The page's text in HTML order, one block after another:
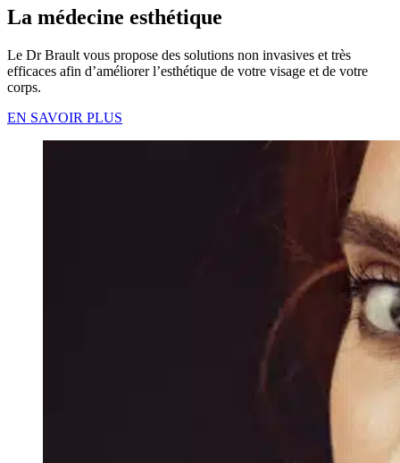
La médecine esthétique
Le Dr Brault vous propose des solutions non invasives et très
efficaces afin d’améliorer l’esthétique de votre visage et de votre
corps.
EN SAVOIR PLUS